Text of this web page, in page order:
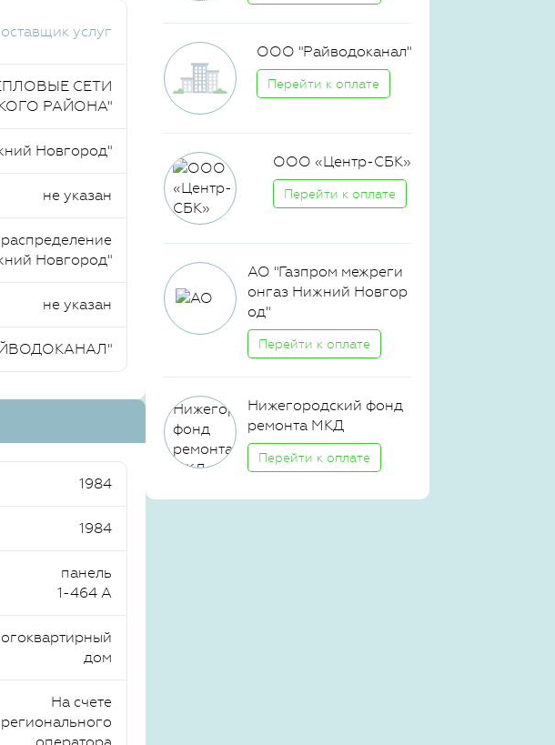
услуг
СЕТИ
РАЙОНА"
Новгород"
не указан
Новгород"
не указан
1984
1984
панель
1-464 А
дом
На счете
регионального
ООО "Райводоканал"
Перейти к оплате
ООО «Центр-СБК»
Перейти к оплате
АО "Газпром межреги
онгаз Нижний Новгор
од"
Перейти к оплате
Нижегородский фонд
ремонта МКД
Перейти к оплате